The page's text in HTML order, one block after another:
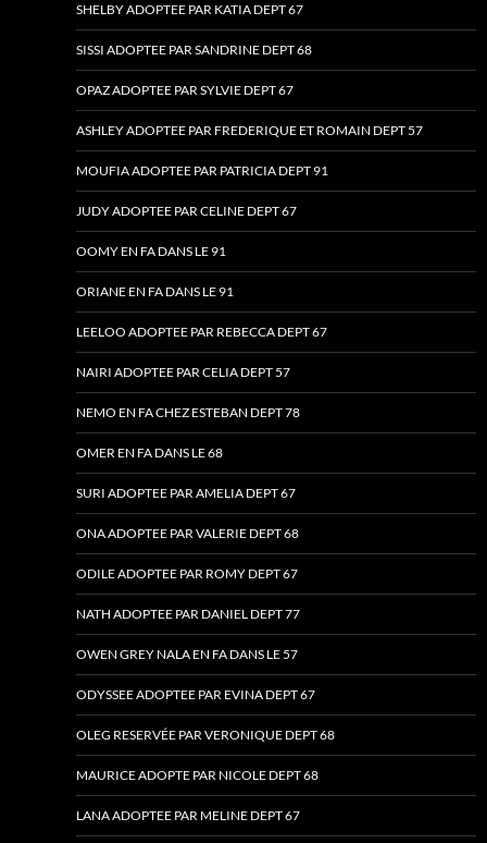
SHELBY ADOPTEE PAR KATIA DEPT 67
SISSI ADOPTEE PAR SANDRINE DEPT 68
OPAZ ADOPTEE PAR SYLVIE DEPT 67
ASHLEY ADOPTEE PAR FREDERIQUE ET ROMAIN DEPT 57
MOUFIA ADOPTEE PAR PATRICIA DEPT 91
JUDY ADOPTEE PAR CELINE DEPT 67
OOMY EN FA DANS LE 91
ORIANE EN FA DANS LE 91
LEELOO ADOPTEE PAR REBECCA DEPT 67
NAIRI ADOPTEE PAR CELIA DEPT 57
NEMO EN FA CHEZ ESTEBAN DEPT 78
OMER EN FA DANS LE 68
SURI ADOPTEE PAR AMELIA DEPT 67
ONA ADOPTEE PAR VALERIE DEPT 68
ODILE ADOPTEE PAR ROMY DEPT 67
NATH ADOPTEE PAR DANIEL DEPT 77
OWEN GREY NALA EN FA DANS LE 57
ODYSSEE ADOPTEE PAR EVINA DEPT 67
OLEG RESERVÉE PAR VERONIQUE DEPT 68
MAURICE ADOPTE PAR NICOLE DEPT 68
LANA ADOPTEE PAR MELINE DEPT 67